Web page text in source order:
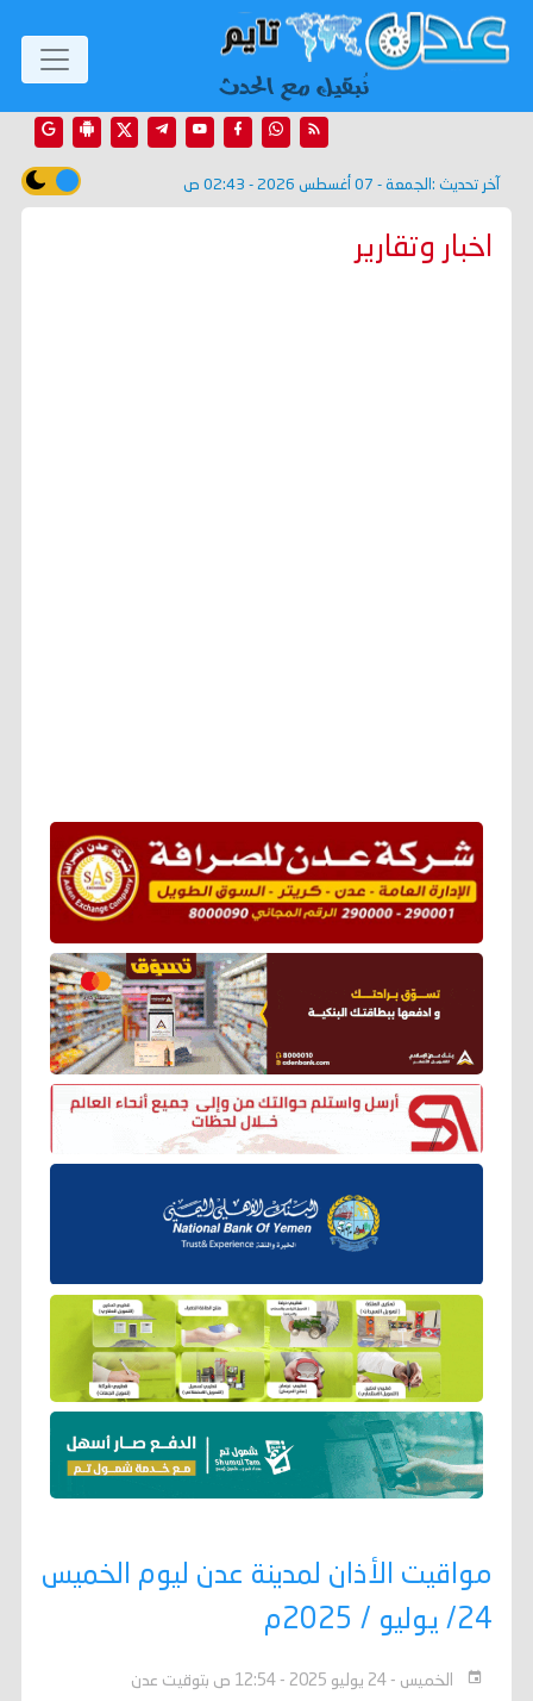
آخر تحديث : الجمعة - 07 أغسطس 2026 - 02:43 ص
اخبار وتقارير
مواقيت الأذان لمدينة عدن ليوم الخميس
24/ يوليو / 2025م
الخميس - 24 يوليو 2025 - 12:54 ص بتوقيت عدن